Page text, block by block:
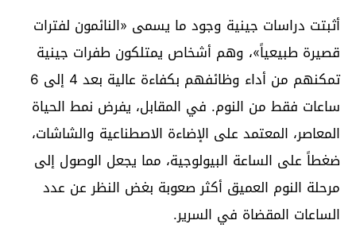
أثبتت دراسات جينية وجود ما يسمى «النائمون لفترات
قصيرة طبيعياً»، وهم أشخاص يمتلكون طفرات جينية
تمكنهم من أداء وظائفهم بكفاءة عالية بعد 4 إلى 6
ساعات فقط من النوم. في المقابل، يفرض نمط الحياة
المعاصر، المعتمد على الإضاءة الاصطناعية والشاشات،
ضغطاً على الساعة البيولوجية، مما يجعل الوصول إلى
مرحلة النوم العميق أكثر صعوبة بغض النظر عن عدد
الساعات المقضاة في السرير.